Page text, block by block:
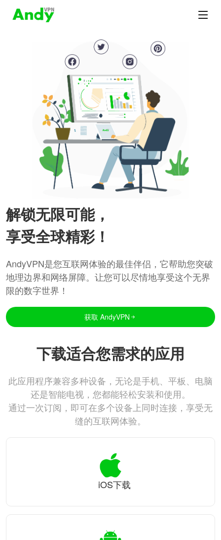
解锁无限可能，
享受全球精彩！
AndyVPN是您互联网体验的最佳伴侣，它帮助您突破
地理边界和网络屏障。让您可以尽情地享受这个无界
限的数字世界！
获取 AndyVPN
下载适合您需求的应用
此应用程序兼容多种设备，无论是手机、平板、电脑
还是智能电视，您都能轻松安装和使用。
通过一次订阅，即可在多个设备上同时连接，享受无
缝的互联网体验。
iOS下载